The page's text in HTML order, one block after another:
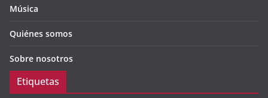
Música
Quiénes somos
Sobre nosotros
Etiquetas